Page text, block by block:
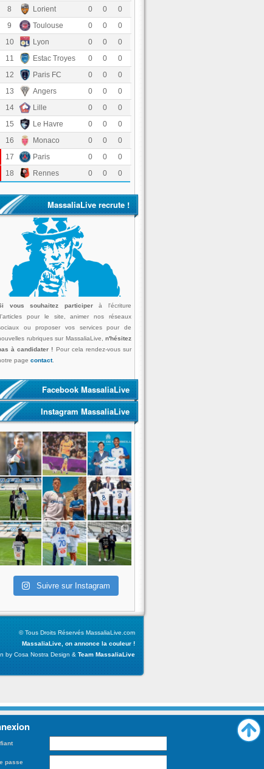
8
FC Lorient 0 0
0
9
Toulouse FC 0 0
0
10
Olympique Lyonnais
0 0
0
11
Estac Troyes 0 0
0
12
Paris FC 0 0
0
13
Angers SCO 0 0
0
14
LOSC Lille 0 0
0
15
Havre Athletic Club
0 0
0
16
AS Monaco 0 0
0
17
Paris Saint-Germain
0 0
0
18
Stade Rennais FC
0 0 0
MassaliaLive recrute !
vous souhaitez participerà l'écriture
pour le site, animer nos réseaux
ou proposer vos services pour de
rubriques sur MassaliaLive, n'hésitez
à candidater ! Pour cela rendez-vous sur
page contact.
Facebook MassaliaLive
Instagram MassaliaLive
Suivre sur Instagram
© Tous Droits Réservés MassaliaLive.com
MassaliaLive, on annonce la couleur !
by Cosa Nostra Design & Team MassaliaLive
passe